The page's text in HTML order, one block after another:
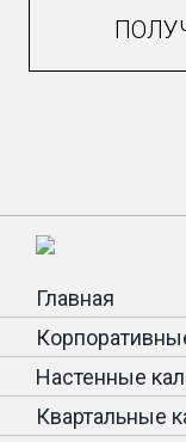
Главная
Настенные
Квартальные